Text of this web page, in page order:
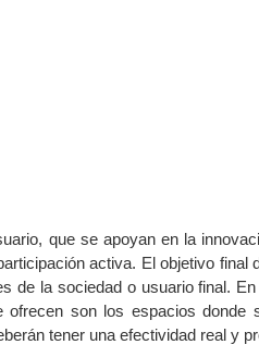
que se apoyan en la
activa. El objetivo final
de la sociedad o usuario final.
son los espacios donde
tener una efectividad real y